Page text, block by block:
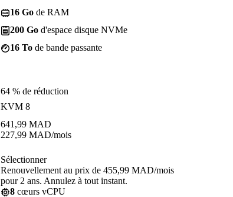
16 Go de RAM
200 Go d'espace disque NVMe
16 To de bande passante
64 % de réduction
KVM 8
641,99 MAD
227,99 MAD/mois
Sélectionner
Renouvellement au prix de 455,99 MAD/mois
pour 2 ans. Annulez à tout instant.
8 cœurs vCPU